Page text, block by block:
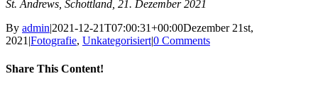
St. Andrews, Schottland, 21. Dezember 2021
By admin|2021-12-21T07:00:31+00:00Dezember 21st,
2021|Fotografie, Unkategorisiert|0 Comments
Share This Content!